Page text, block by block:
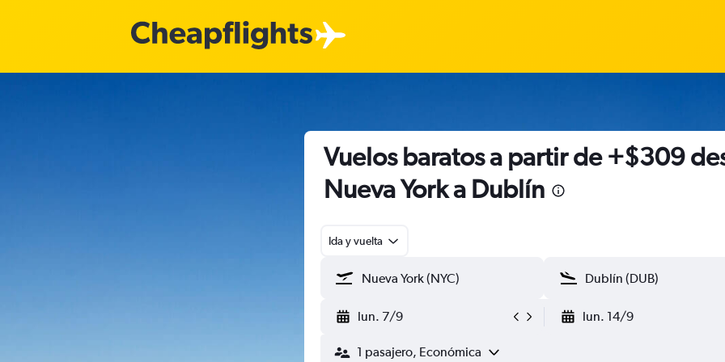
Vuelos baratos a partir de +$309
Nueva York a Dublín
Ida y vuelta
lun. 7/9 lun. 14/9
1 pasajero, Económica